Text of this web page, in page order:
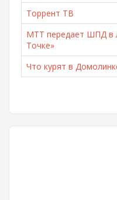
Торрент ТВ
МТТ передает ШПД в
Точке»
Что курят в